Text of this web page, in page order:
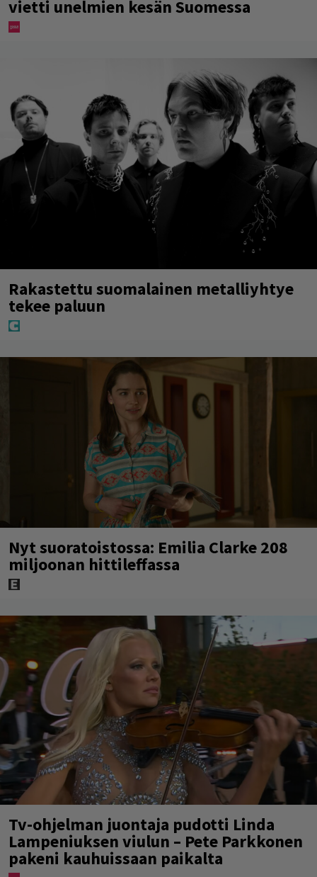
vietti unelmien kesän Suomessa
Rakastettu suomalainen metalliyhtye
tekee paluun
Nyt suoratoistossa: Emilia Clarke 208
miljoonan hittileffassa
Tv-ohjelman juontaja pudotti Linda
Lampeniuksen viulun – Pete Parkkonen
pakeni kauhuissaan paikalta